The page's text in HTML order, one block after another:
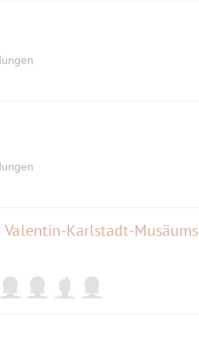
Karlstadt-Musäums